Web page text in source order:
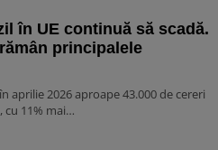
în UE continuă să scadă.
principalele
aprilie 2026 aproape 43.000 de cereri
cu 11% mai…